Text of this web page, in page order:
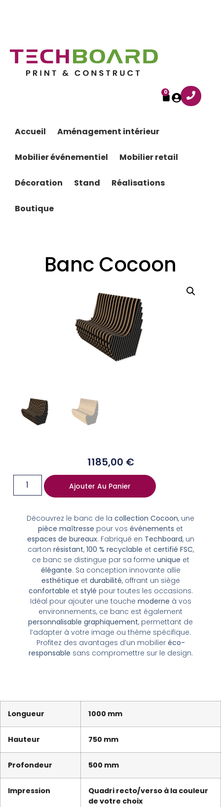
0
Accueil Aménagement intérieur
Mobilier événementiel Mobilier retail
Décoration Stand Réalisations
Boutique
Banc Cocoon
1185,00 €
Ajouter Au Panier
Découvrez le banc de la collection Cocoon, une
pièce maîtresse pour vos événements et
espaces de bureaux. Fabriqué en Techboard, un
carton résistant, 100 % recyclable et certifié FSC,
ce banc se distingue par sa forme unique et
élégante. Sa conception innovante allie
esthétique et durabilité, offrant un siège
confortable et stylé pour toutes les occasions.
Idéal pour ajouter une touche moderne à vos
environnements, ce banc est également
personnalisable graphiquement, permettant de
l’adapter à votre image ou thème spécifique.
Profitez des avantages d’un mobilier éco-
responsable sans compromettre sur le design.
Longueur 1000 mm
Hauteur 750 mm
Profondeur 500 mm
Impression
Quadri recto/verso à la couleur
de votre choix